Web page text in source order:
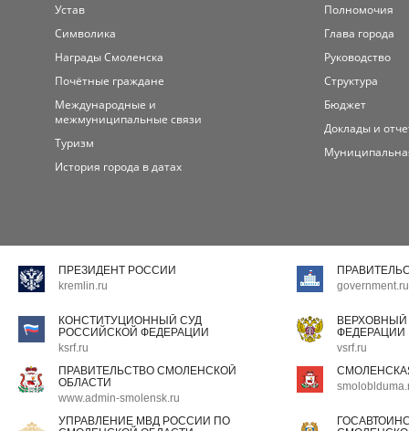
Устав
Символика
Награды Смоленска
Почётные граждане
Международные и
межмуниципальные связи
Туризм
История города в датах
Полномочия
Глава города
Руководство
Структура
Бюджет
Доклады и
ПРЕЗИДЕНТ РОССИИ
kremlin.ru
government.ru
КОНСТИТУЦИОННЫЙ СУД
РОССИЙСКОЙ ФЕДЕРАЦИИ
ksrf.ru
ФЕДЕРАЦИИ
vsrf.ru
ПРАВИТЕЛЬСТВО СМОЛЕНСКОЙ
ОБЛАСТИ
www.admin-smolensk.ru
УПРАВЛЕНИЕ МВД РОССИИ ПО